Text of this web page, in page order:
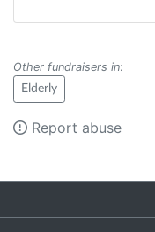
Other fundraisers in:
Elderly
Report abuse